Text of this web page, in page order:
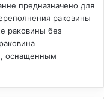
предназначено для
раковины
раковины без
оснащенным